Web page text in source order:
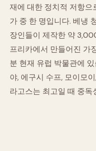
재에 대한 정치적 저항으
가 중 한 명입니다. 베냉
장인들이 제작한 약
프리카에서 만들어진 가
분 현재 유럽 박물관에
야, 에구시 수프, 모이모
라고스는 최고일 때 중독